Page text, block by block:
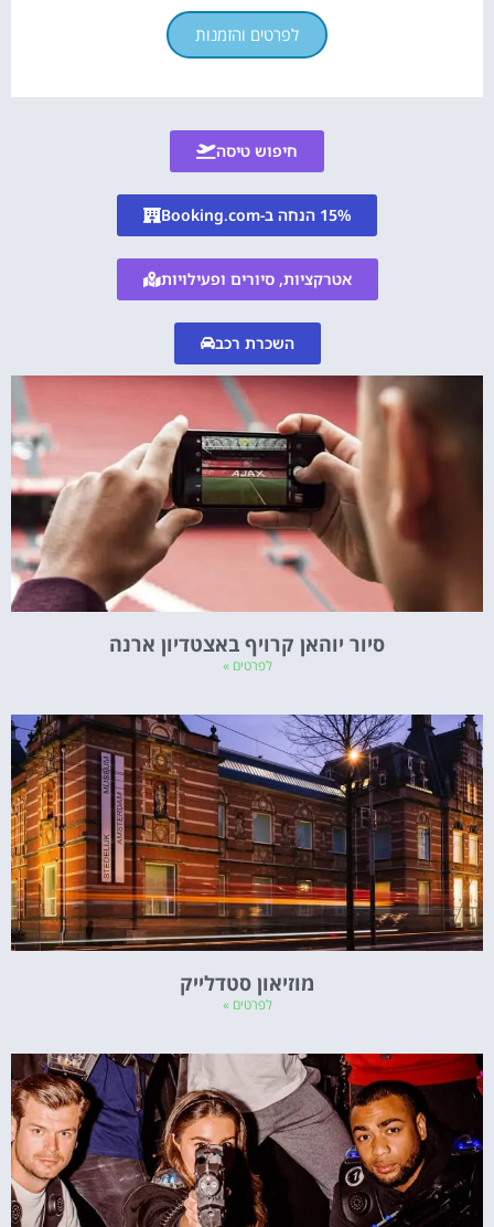
לפרטים והזמנות
חיפוש טיסה
15% הנחה ב-Booking.com
אטרקציות, סיורים ופעילויות
השכרת רכב
סיור יוהאן קרויף באצטדיון ארנה
לפרטים »
מוזיאון סטדלייק
לפרטים »